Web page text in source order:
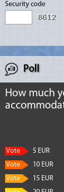
Security code
Poll
How much
Vote
5 EUR
Vote
10 EUR
Vote
15 EUR